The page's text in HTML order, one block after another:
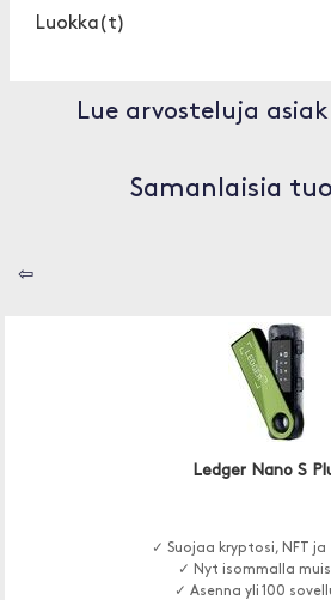
Luokka(t)
Lue arvosteluja
Samanlaisia
⇦
Ledger Nano S
✓ Suojaa kryptosi, NFT ja
✓ Nyt isommalla
✓ Asenna yli 100